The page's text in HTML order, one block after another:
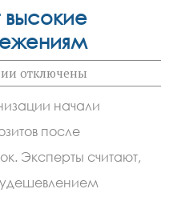
высокие
к
записи
возвращают
высокие
проценты
по
сбережениям
отключены
начали
после
Эксперты считают,